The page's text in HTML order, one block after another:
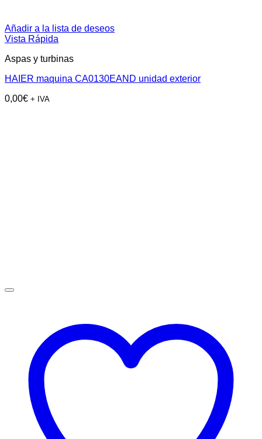
Añadir a la lista de deseos
Vista Rápida
Aspas y turbinas
HAIER maquina CA0130EAND unidad exterior
0,00€ + IVA